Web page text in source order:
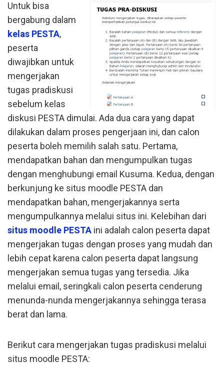
Untuk bisa
bergabung dalam
kelas PESTA,
peserta
diwajibkan untuk
mengerjakan
tugas pradiskusi
sebelum kelas
diskusi PESTA dimulai. Ada dua cara yang dapat
dilakukan dalam proses pengerjaan ini, dan calon
peserta boleh memilih salah satu. Pertama,
mendapatkan bahan dan mengumpulkan tugas
dengan menghubungi email Kusuma. Kedua, dengan
berkunjung ke situs moodle PESTA dan
mendapatkan bahan, mengerjakannya serta
mengumpulkannya melalui situs ini. Kelebihan dari
situs moodle PESTA ini adalah calon peserta dapat
mengerjakan tugas dengan proses yang mudah dan
lebih cepat karena calon peserta dapat langsung
mengerjakan semua tugas yang tersedia. Jika
melalui email, seringkali calon peserta cenderung
menunda-nunda mengerjakannya sehingga terasa
berat dan lama.
Berikut cara mengerjakan tugas pradiskusi melalui
situs moodle PESTA: